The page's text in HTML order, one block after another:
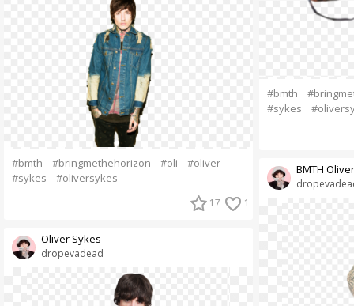
#bmth #bringmethehorizon #oli
#oliver
#sykes
#oliversykes
17 1
dropevadead
Oliver Sykes
#bmth
#sykes
BMTH